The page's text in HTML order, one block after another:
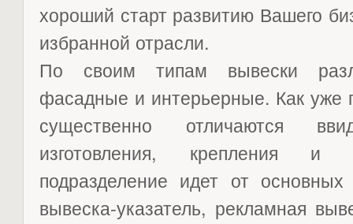
хороший старт развитию Вашего
избранной отрасли.
По своим типам вывески
фасадные и интерьерные. Как уже
существенно отличаются
изготовления, крепления и
подразделение идет от
вывеска-указатель, рекламная